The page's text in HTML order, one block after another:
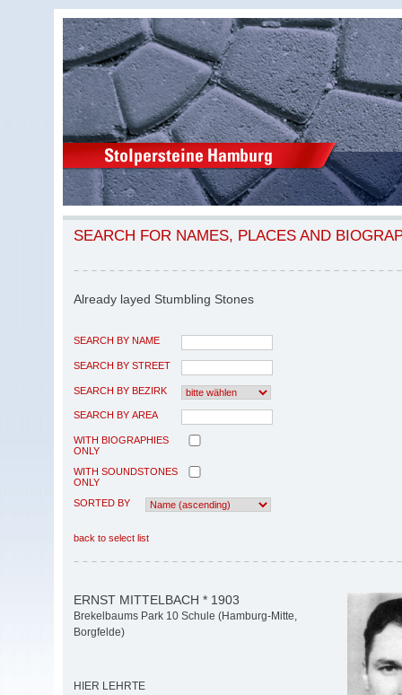
SEARCH FOR NAMES, PLACES AND
Already layed Stumbling Stones
SEARCH BY NAME
SEARCH BY STREET
SEARCH BY BEZIRK
SEARCH BY AREA
WITH BIOGRAPHIES
ONLY
WITH SOUNDSTONES
ONLY
SORTED BY
back to select list
ERNST MITTELBACH * 1903
Brekelbaums Park 10 Schule (Hamburg-Mitte,
Borgfelde)
HIER LEHRTE